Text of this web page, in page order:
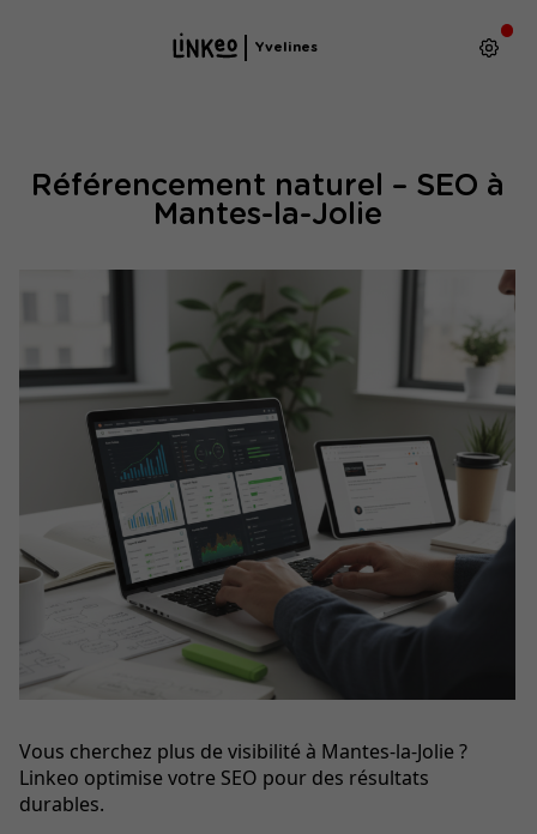
Yvelines
Référencement naturel – SEO à
Mantes-la-Jolie
Vous cherchez plus de visibilité à Mantes-la-Jolie ?
Linkeo optimise votre SEO pour des résultats
durables.